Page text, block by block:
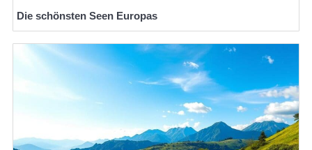
Die schönsten Seen Europas